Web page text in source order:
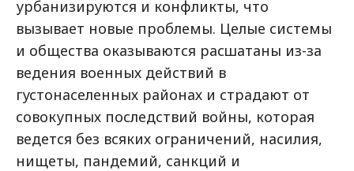
урбанизируются и конфликты, что
вызывает новые проблемы. Целые системы
и общества оказываются расшатаны из-за
ведения военных действий в
густонаселенных районах и страдают от
совокупных последствий войны, которая
ведется без всяких ограничений, насилия,
нищеты, пандемий, санкций и